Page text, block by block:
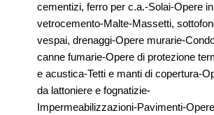
cementizi, ferro per c.a.-Solai-Opere in
vetrocemento-Malte-Massetti,
vespai, drenaggi-Opere murarie-
canne fumarie-Opere di protezione
e acustica-Tetti e manti di copertura-
da lattoniere e fognatizie-
Impermeabilizzazioni-Pavimenti-